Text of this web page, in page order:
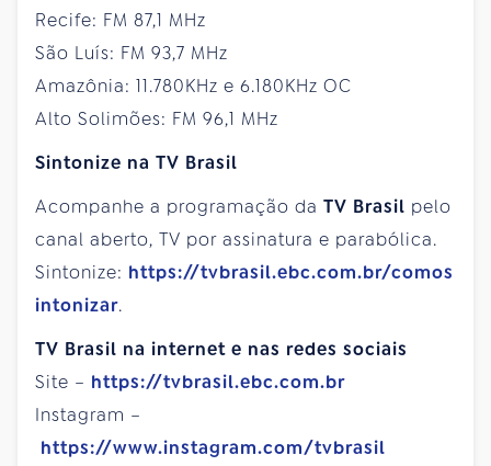
Recife: FM 87,1 MHz
São Luís: FM 93,7 MHz
Amazônia: 11.780KHz e 6.180KHz OC
Alto Solimões: FM 96,1 MHz
Sintonize na TV Brasil
Acompanhe a programação da TV Brasil pelo
canal aberto, TV por assinatura e parabólica.
Sintonize: https://tvbrasil.ebc.com.br/comos
intonizar.
TV Brasil na internet e nas redes sociais
Site – https://tvbrasil.ebc.com.br
Instagram –
https://www.instagram.com/tvbrasil